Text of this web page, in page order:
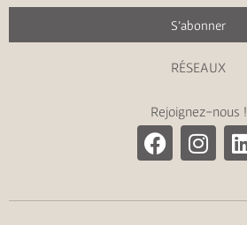
S'abonner
RÉSEAUX
Rejoignez-nous !